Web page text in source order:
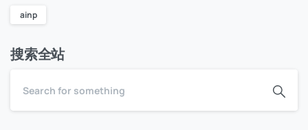
ainp
搜索全站